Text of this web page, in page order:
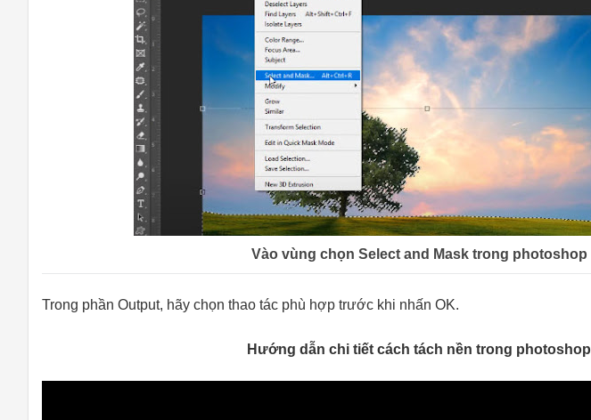
Vào vùng chọn Select and Mask trong photoshop
Trong phần Output, hãy chọn thao tác phù hợp trước khi nhấn OK.
Hướng dẫn chi tiết cách tách nền trong photoshop